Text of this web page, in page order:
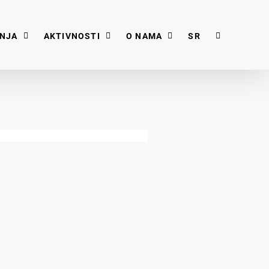
AKTIVNOSTI O NAMA SR